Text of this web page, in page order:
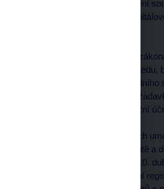
zrušeno. V zájmu zajištění
novelizaci opatření o
V návaznosti na novelu
potřeby bankovního
ověření řídícího a
2002 spolu s novými
zveřejňování v rámci roční
Novela zákona o bankách
výměně informací o bonitě a
č. 164/2002 Sb. ze dne 10.
národní banky - Centrální